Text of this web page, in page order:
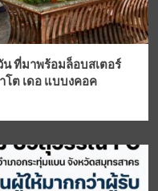
ที่มาพร้อมล็อบสเตอร์
โต เดอ แบบงคอค